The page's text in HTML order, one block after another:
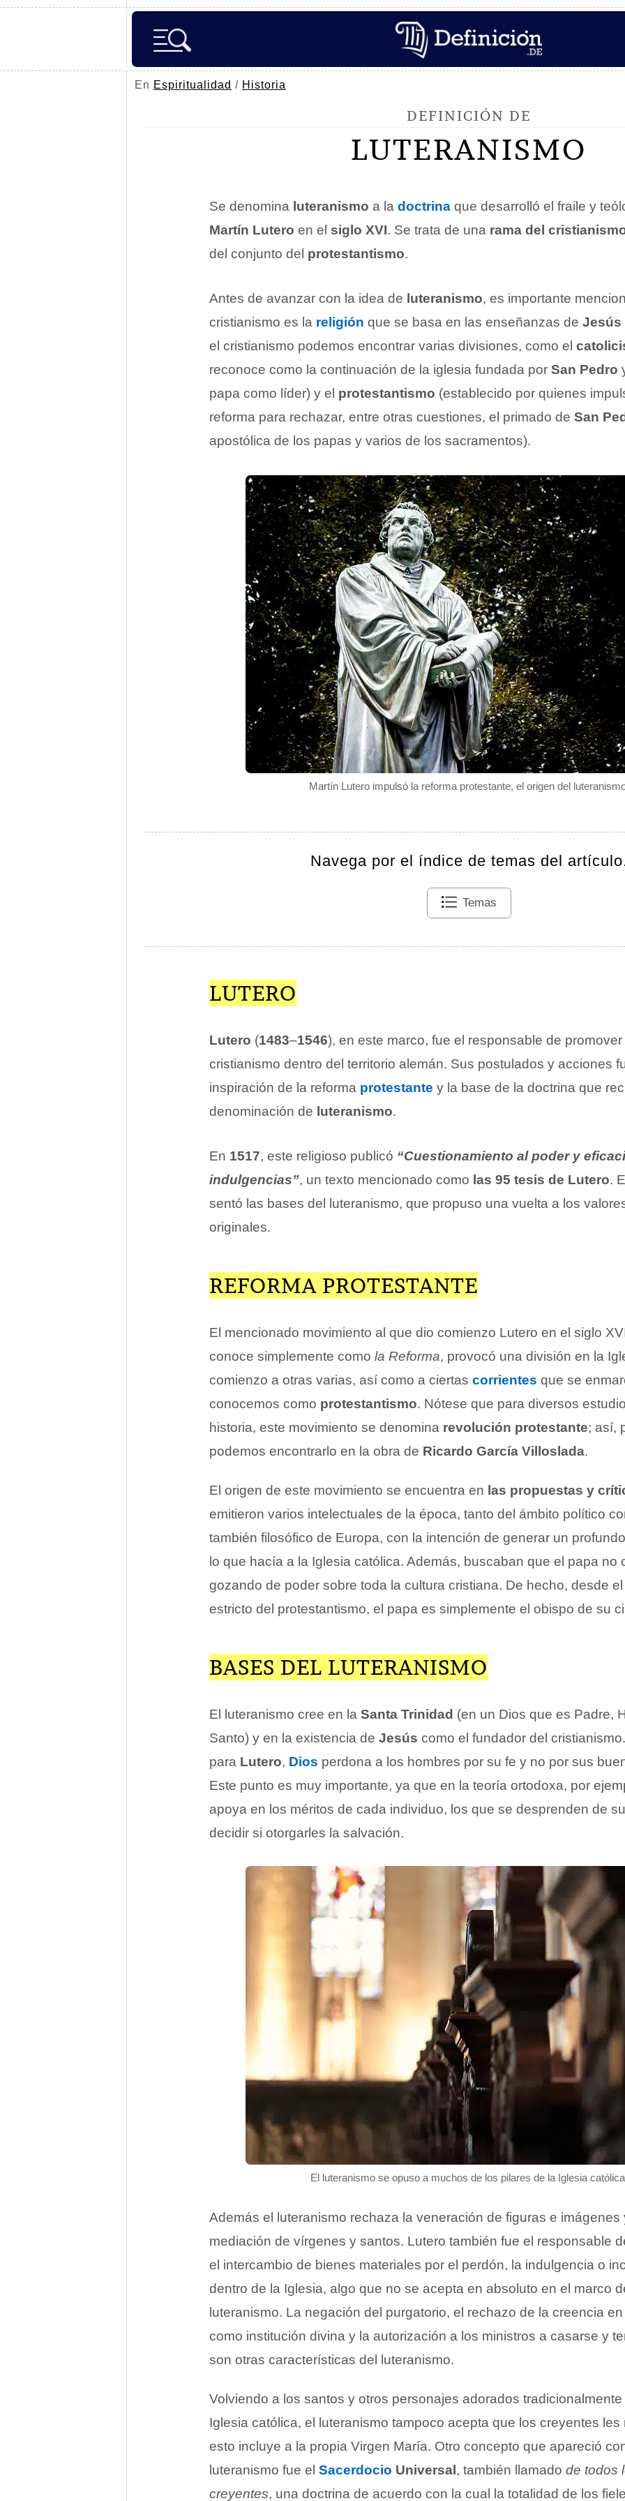
En Espiritualidad / Historia
DEFINICIÓN DE
LUTERANISMO
Martín Lutero impulsó la reforma protestante, el origen del
Se denomina luteranismo a la doctrina que desarrolló el fraile y
Martín Lutero en el siglo XVI. Se trata de una rama del
del conjunto del protestantismo.
Antes de avanzar con la idea de luteranismo, es importante
cristianismo es la religión que se basa en las enseñanzas de Jesús
el cristianismo podemos encontrar varias divisiones, como el
reconoce como la continuación de la iglesia fundada por San Pedro
papa como líder) y el protestantismo (establecido por quienes
reforma para rechazar, entre otras cuestiones, el primado de San
apostólica de los papas y varios de los sacramentos).
Navega por el índice de temas del
Temas
LUTERO
Lutero (1483–1546), en este marco, fue el responsable de
cristianismo dentro del territorio alemán. Sus postulados y acciones
inspiración de la reforma protestante y la base de la doctrina que
denominación de luteranismo.
En 1517, este religioso publicó “Cuestionamiento al poder y
indulgencias”, un texto mencionado como las 95 tesis de Lutero.
sentó las bases del luteranismo, que propuso una vuelta a los
originales.
REFORMA PROTESTANTE
El mencionado movimiento al que dio comienzo Lutero en el siglo
conoce simplemente como la Reforma, provocó una división en la
comienzo a otras varias, así como a ciertas corrientes que se
conocemos como protestantismo. Nótese que para diversos
historia, este movimiento se denomina revolución protestante; así,
podemos encontrarlo en la obra de Ricardo García Villoslada.
El origen de este movimiento se encuentra en las propuestas y
emitieron varios intelectuales de la época, tanto del ámbito político
también filosófico de Europa, con la intención de generar un
lo que hacía a la Iglesia católica. Además, buscaban que el papa no
gozando de poder sobre toda la cultura cristiana. De hecho, desde
estricto del protestantismo, el papa es simplemente el obispo de su
BASES DEL LUTERANISMO
El luteranismo cree en la Santa Trinidad (en un Dios que es Padre,
Santo) y en la existencia de Jesús como el fundador del
para Lutero, Dios perdona a los hombres por su fe y no por sus
Este punto es muy importante, ya que en la teoría ortodoxa, por
apoya en los méritos de cada individuo, los que se desprenden de
decidir si otorgarles la salvación.
El luteranismo se opuso a muchos de los pilares de la Iglesia
Además el luteranismo rechaza la veneración de figuras e imágenes
mediación de vírgenes y santos. Lutero también fue el responsable
el intercambio de bienes materiales por el perdón, la indulgencia o
dentro de la Iglesia, algo que no se acepta en absoluto en el marco
luteranismo. La negación del purgatorio, el rechazo de la creencia
como institución divina y la autorización a los ministros a casarse y
son otras características del luteranismo.
Volviendo a los santos y otros personajes adorados tradicionalmente
Iglesia católica, el luteranismo tampoco acepta que los creyentes les
esto incluye a la propia Virgen María. Otro concepto que apareció
luteranismo fue el Sacerdocio Universal , también llamado de todos
creyentes, una doctrina de acuerdo con la cual la totalidad de los